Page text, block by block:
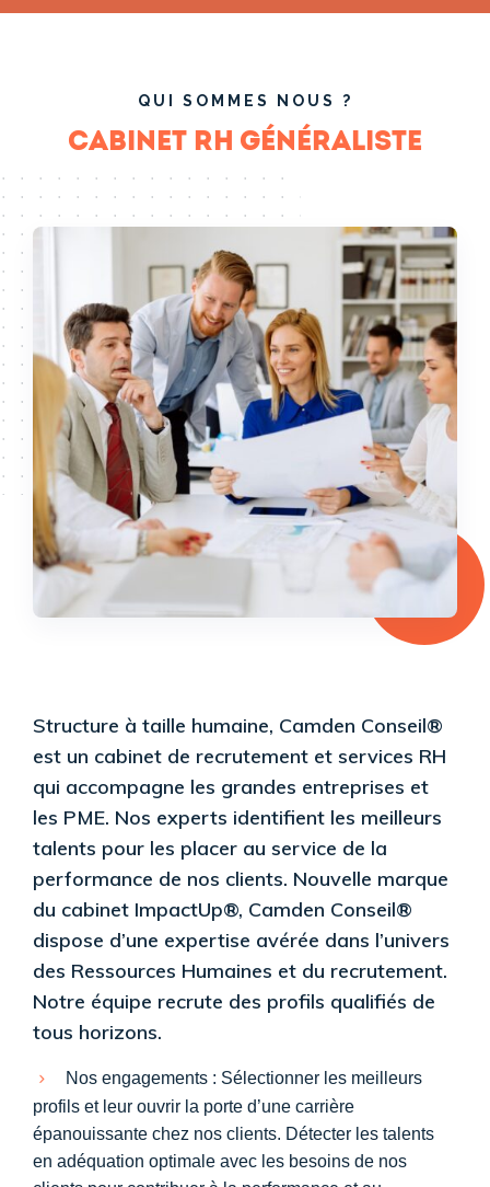
QUI SOMMES NOUS ?
Cabinet RH généraliste
Structure à taille humaine, Camden Conseil®
est un cabinet de recrutement et services RH
qui accompagne les grandes entreprises et
les PME. Nos experts identifient les meilleurs
talents pour les placer au service de la
performance de nos clients. Nouvelle marque
du cabinet ImpactUp®, Camden Conseil®
dispose d’une expertise avérée dans l’univers
des Ressources Humaines et du recrutement.
Notre équipe recrute des profils qualifiés de
tous horizons.
Nos engagements : Sélectionner les meilleurs
profils et leur ouvrir la porte d’une carrière
épanouissante chez nos clients. Détecter les talents
en adéquation optimale avec les besoins de nos